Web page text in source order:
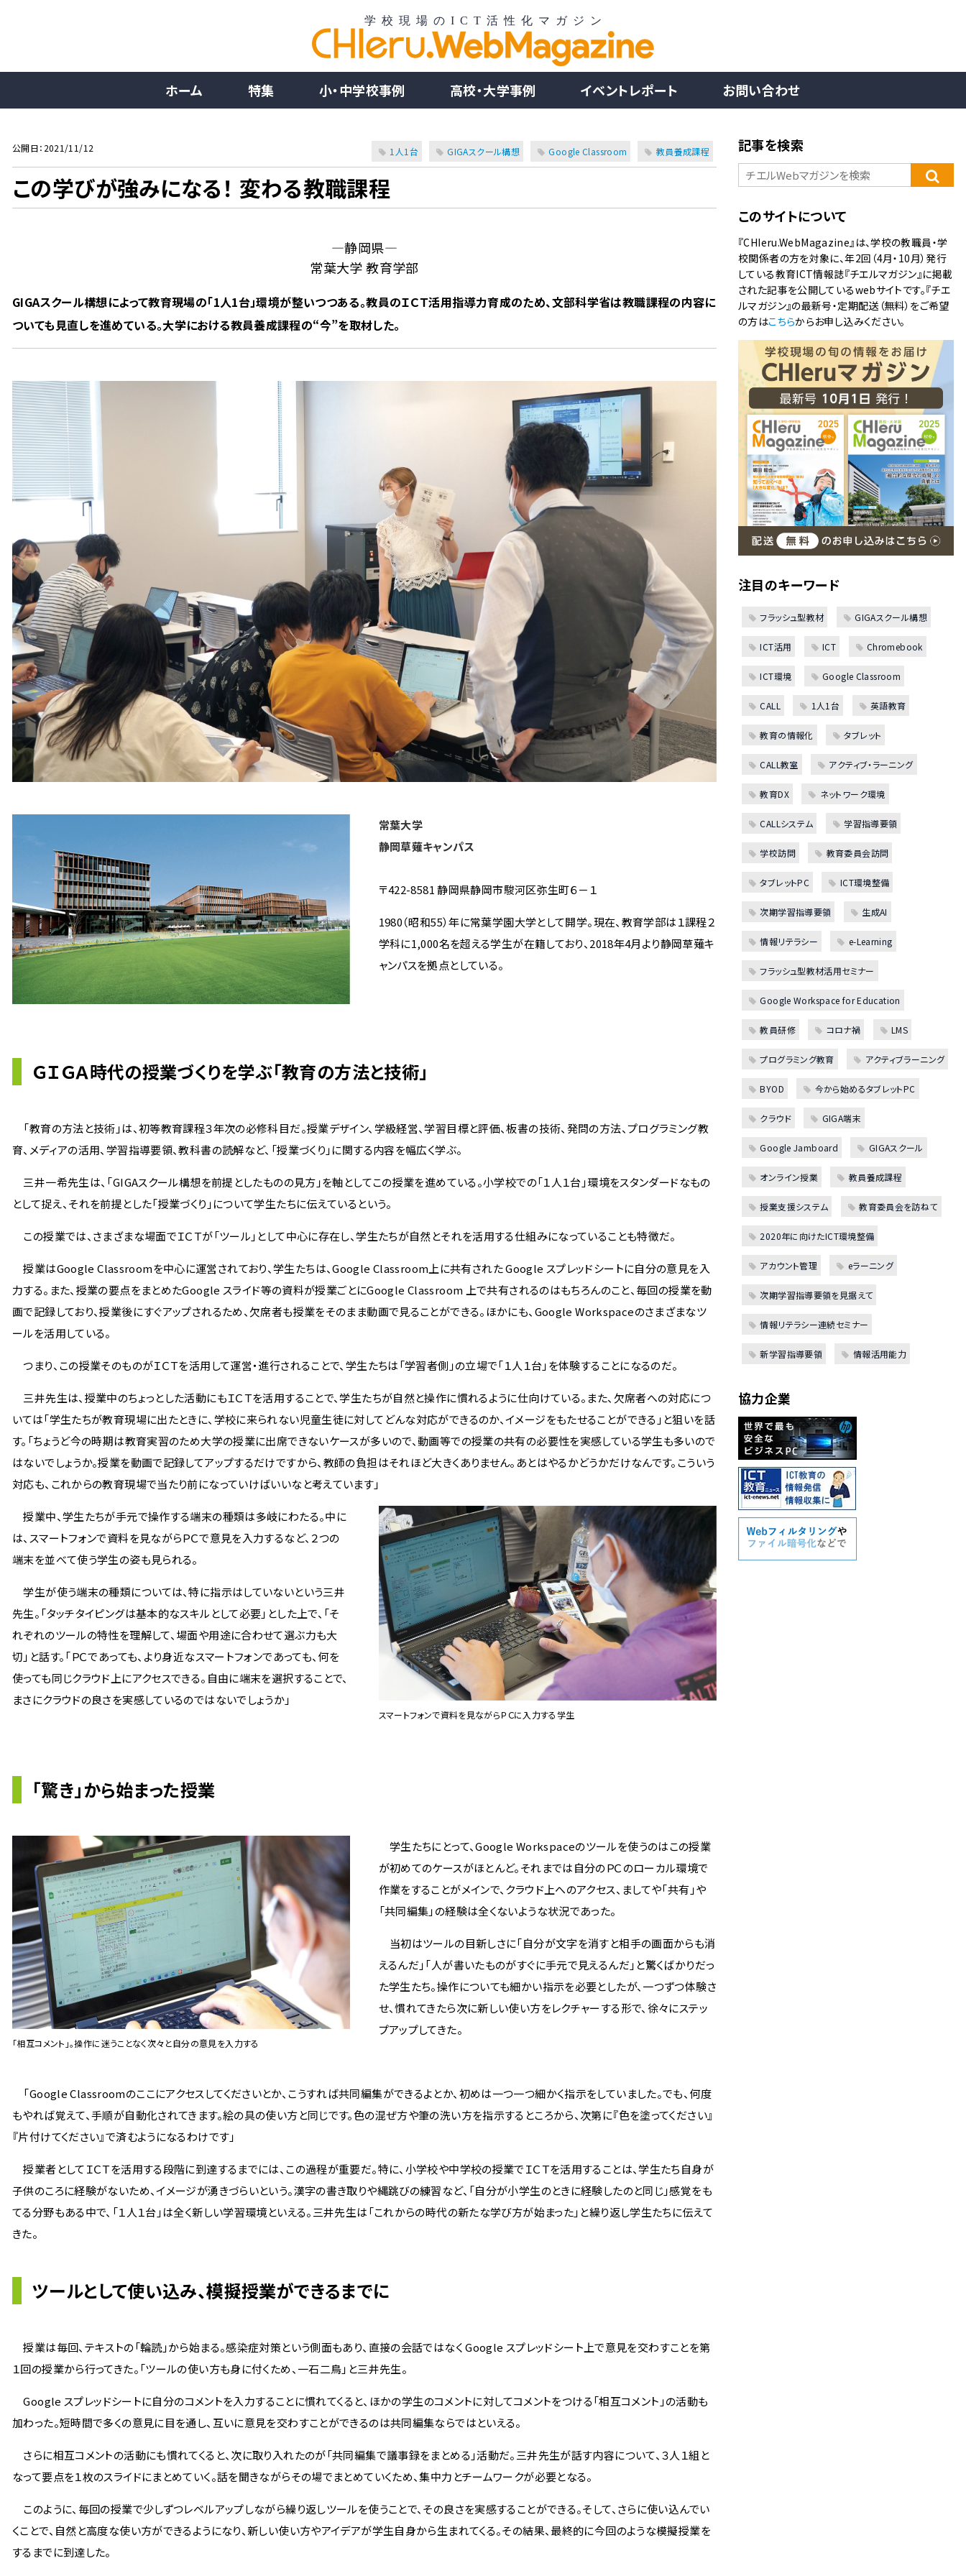
ホーム 特集 小・中学校事例 高校・大学事例 イベントレポート お問い合わせ
公開日：2021/11/12 1人1台 GIGAスクール構想 Google Classroom 教員養成課程
この学びが強みになる！ 変わる教職課程
―静岡県―
常葉大学 教育学部
GIGAスクール構想によって教育現場の「1人1台」環境が整いつつある。教員のＩＣＴ活用指導力育成のため、文部科学省は教職課程の内容に
ついても見直しを進めている。大学における教員養成課程の“今”を取材した。
常葉大学
静岡草薙キャンパス
〒422-8581 静岡県静岡市駿河区弥生町６－１
1980（昭和55）年に常葉学園大学として開学。現在、教育学部は１課程２
学科に1,000名を超える学生が在籍しており、2018年4月より静岡草薙キ
ャンパスを拠点としている。
ＧＩＧＡ時代の授業づくりを学ぶ「教育の方法と技術」
「教育の方法と技術」は、初等教育課程３年次の必修科目だ。授業デザイン、学級経営、学習目標と評価、板書の技術、発問の方法、プログラミング教
育、メディアの活用、学習指導要領、教科書の読解など、「授業づくり」に関する内容を幅広く学ぶ。
三井一希先生は、「GIGAスクール構想を前提としたものの見方」を軸としてこの授業を進めている。小学校での「１人１台」環境をスタンダードなもの
として捉え、それを前提とした「授業づくり」について学生たちに伝えているという。
この授業では、さまざまな場面でＩＣＴが「ツール」として中心に存在し、学生たちが自然とそれを活用する仕組みになっていることも特徴だ。
授業はGoogle Classroomを中心に運営されており、学生たちは、Google Classroom上に共有された Google スプレッドシートに自分の意見を入
力する。また、授業の要点をまとめたGoogle スライド等の資料が授業ごとにGoogle Classroom 上で共有されるのはもちろんのこと、毎回の授業を動
画で記録しており、授業後にすぐアップされるため、欠席者も授業をそのまま動画で見ることができる。ほかにも、Google Workspaceのさまざまなツ
ールを活用している。
つまり、この授業そのものがＩＣＴを活用して運営・進行されることで、学生たちは「学習者側」の立場で「１人１台」を体験することになるのだ。
三井先生は、授業中のちょっとした活動にもＩＣＴを活用することで、学生たちが自然と操作に慣れるように仕向けている。また、欠席者への対応につ
いては「学生たちが教育現場に出たときに、学校に来られない児童生徒に対してどんな対応ができるのか、イメージをもたせることができる」と狙いを話
す。「ちょうど今の時期は教育実習のため大学の授業に出席できないケースが多いので、動画等での授業の共有の必要性を実感している学生も多いので
はないでしょうか。授業を動画で記録してアップするだけですから、教師の負担はそれほど大きくありません。あとはやるかどうかだけなんです。こういう
対応も、これからの教育現場で当たり前になっていけばいいなと考えています」
授業中、学生たちが手元で操作する端末の種類は多岐にわたる。中に
は、スマートフォンで資料を見ながらＰＣで意見を入力するなど、２つの
端末を並べて使う学生の姿も見られる。
学生が使う端末の種類については、特に指示はしていないという三井
先生。「タッチタイピングは基本的なスキルとして必要」とした上で、「そ
れぞれのツールの特性を理解して、場面や用途に合わせて選ぶ力も大
切」と話す。「ＰＣであっても、より身近なスマートフォンであっても、何を
使っても同じクラウド上にアクセスできる。自由に端末を選択することで、
まさにクラウドの良さを実感しているのではないでしょうか」
スマートフォンで資料を見ながらＰＣに入力する学生
「驚き」から始まった授業
「相互コメント」。操作に迷うことなく次々と自分の意見を入力する
学生たちにとって、Google Workspaceのツールを使うのはこの授業
が初めてのケースがほとんど。それまでは自分のＰＣのローカル環境で
作業をすることがメインで、クラウド上へのアクセス、ましてや「共有」や
「共同編集」の経験は全くないような状況であった。
当初はツールの目新しさに「自分が文字を消すと相手の画面からも消
えるんだ」「人が書いたものがすぐに手元で見えるんだ」と驚くばかりだっ
た学生たち。操作についても細かい指示を必要としたが、一つずつ体験さ
せ、慣れてきたら次に新しい使い方をレクチャーする形で、徐々にステッ
プアップしてきた。
「Google Classroomのここにアクセスしてくださいとか、こうすれば共同編集ができるよとか、初めは一つ一つ細かく指示をしていました。でも、何度
もやれば覚えて、手順が自動化されてきます。絵の具の使い方と同じです。色の混ぜ方や筆の洗い方を指示するところから、次第に『色を塗ってください』
『片付けてください』で済むようになるわけです」
授業者としてＩＣＴを活用する段階に到達するまでには、この過程が重要だ。特に、小学校や中学校の授業でＩＣＴを活用することは、学生たち自身が
子供のころに経験がないため、イメージが湧きづらいという。漢字の書き取りや縄跳びの練習など、「自分が小学生のときに経験したのと同じ」感覚をも
てる分野もある中で、「１人１台」は全く新しい学習環境といえる。三井先生は「これからの時代の新たな学び方が始まった」と繰り返し学生たちに伝えて
きた。
ツールとして使い込み、模擬授業ができるまでに
授業は毎回、テキストの「輪読」から始まる。感染症対策という側面もあり、直接の会話ではなく Google スプレッドシート上で意見を交わすことを第
１回の授業から行ってきた。「ツールの使い方も身に付くため、一石二鳥」と三井先生。
Google スプレッドシートに自分のコメントを入力することに慣れてくると、ほかの学生のコメントに対してコメントをつける「相互コメント」の活動も
加わった。短時間で多くの意見に目を通し、互いに意見を交わすことができるのは共同編集ならではといえる。
さらに相互コメントの活動にも慣れてくると、次に取り入れたのが「共同編集で議事録をまとめる」活動だ。三井先生が話す内容について、３人１組と
なって要点を１枚のスライドにまとめていく。話を聞きながらその場でまとめていくため、集中力とチームワークが必要となる。
このように、毎回の授業で少しずつレベルアップしながら繰り返しツールを使うことで、その良さを実感することができる。そして、さらに使い込んでい
くことで、自然と高度な使い方ができるようになり、新しい使い方やアイデアが学生自身から生まれてくる。その結果、最終的に今回のような模擬授業を
するまでに到達した。
記事を検索
このサイトについて
『CHIeru.WebMagazine』は、学校の教職員・学
校関係者の方を対象に、年2回（4月・10月）発行
している教育ICT情報誌『チエルマガジン』に掲載
された記事を公開しているwebサイトです。『チエ
ルマガジン』の最新号・定期配送（無料）をご希望
の方はこちらからお申し込みください。
注目のキーワード
フラッシュ型教材 GIGAスクール構想
ICT活用 ICT Chromebook
ICT環境 Google Classroom
CALL 1人1台 英語教育
教育の情報化 タブレット
CALL教室 アクティブ・ラーニング
教育DX ネットワーク環境
CALLシステム 学習指導要領
学校訪問 教育委員会訪問
タブレットPC ICT環境整備
次期学習指導要領 生成AI
情報リテラシー e-Learning
フラッシュ型教材活用セミナー
Google Workspace for Education
教員研修 コロナ禍 LMS
プログラミング教育 アクティブラーニング
BYOD 今から始めるタブレットPC
クラウド GIGA端末
Google Jamboard GIGAスクール
オンライン授業 教員養成課程
授業支援システム 教育委員会を訪ねて
2020年に向けたICT環境整備
アカウント管理 eラーニング
次期学習指導要領を見据えて
情報リテラシー連続セミナー
新学習指導要領 情報活用能力
協力企業